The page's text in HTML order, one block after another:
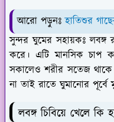
আরো পড়ুনঃহাতিশুর
সুন্দর ঘুমের সহায়কঃলবঙ্গ
করে। এটি মানসিক চাপ
সকালেও শরীর সতেজ
না তাই রাতে ঘুমানোর
লবঙ্গ চিবিয়ে খেলে কি